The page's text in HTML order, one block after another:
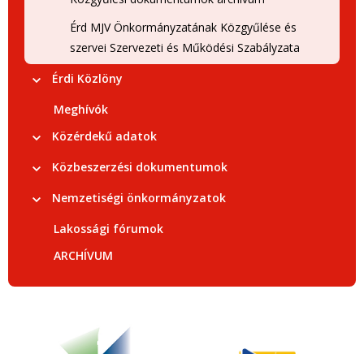
Érd MJV Önkormányzatának Közgyűlése és
szervei Szervezeti és Működési Szabályzata
Érdi Közlöny
Meghívók
Közérdekű adatok
Közbeszerzési dokumentumok
Nemzetiségi önkormányzatok
Lakossági fórumok
ARCHÍVUM